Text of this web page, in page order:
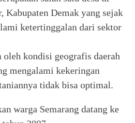
Kabupaten Demak yang sejak
ketertinggalan dari sektor
kondisi geografis daerah
mengalami kekeringan
tidak bisa optimal.
warga Semarang datang ke